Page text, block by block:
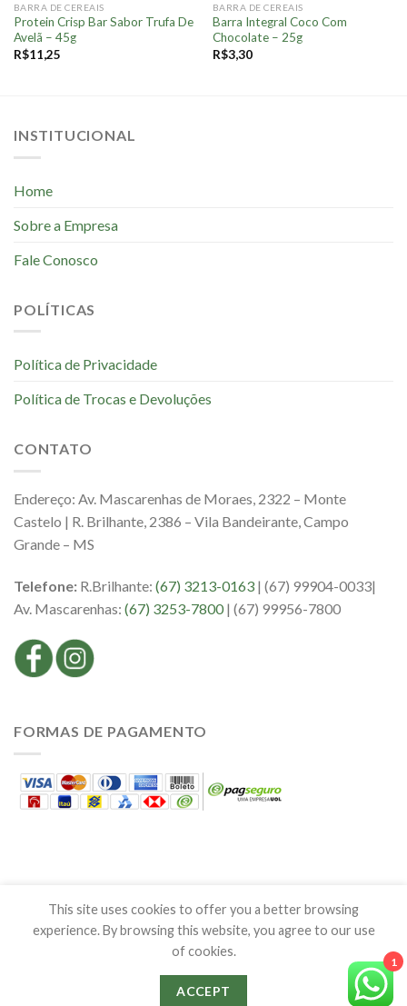
BARRA DE CEREAIS
Protein Crisp Bar Sabor Trufa De
Avelã – 45g
R$11,25
BARRA DE CEREAIS
Barra Integral Coco Com
Chocolate – 25g
R$3,30
INSTITUCIONAL
Home
Sobre a Empresa
Fale Conosco
POLÍTICAS
Política de Privacidade
Política de Trocas e Devoluções
CONTATO
Endereço: Av. Mascarenhas de Moraes, 2322 – Monte
Castelo | R. Brilhante, 2386 – Vila Bandeirante, Campo
Grande – MS
Telefone: R.Brilhante: (67) 3213-0163 | (67) 99904-0033|
Av. Mascarenhas: (67) 3253-7800 | (67) 99956-7800
FORMAS DE PAGAMENTO
Copyright © 2020 EMPÓRIO BEM VIVER. Todos os Direitos
This site uses cookies to offer you a better browsing
experience. By browsing this website, you agree to our use
of cookies.
ACCEPT
1